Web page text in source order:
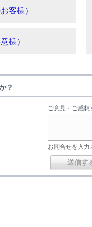
客様）
様）
？
ご意見・ご感想
お問合せを入力